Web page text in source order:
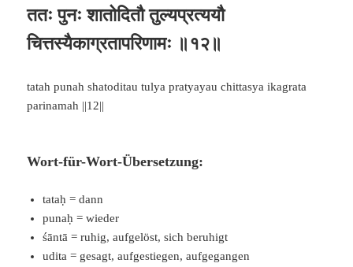
ततः पुनः शातोदितौ तुल्यप्रत्ययौ
चित्तस्यैकाग्रतापरिणामः ॥१२॥
tatah punah shatoditau tulya pratyayau chittasya ikagrata
parinamah ||12||
Wort-für-Wort-Übersetzung:
tataḥ = dann
punaḥ = wieder
śāntā = ruhig, aufgelöst, sich beruhigt
udita = gesagt, aufgestiegen, aufgegangen